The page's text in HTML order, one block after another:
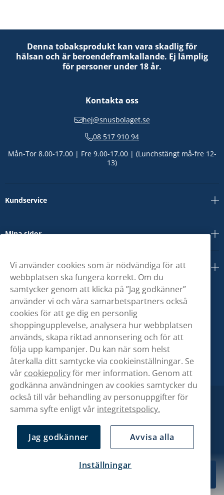
629,90 kr
Denna tobaksprodukt kan vara skadlig för
hälsan och är beroendeframkallande. Ej lämplig
för personer under 18 år.
Kontakta oss
hej@snusbolaget.se
08 517 910 94
Mån-Tor 8.00-17.00 | Fre 9.00-17.00 | (Lunchstängt må-fre 12-
13)
Kundservice
Mina sidor
Om oss
Vi använder cookies som är nödvändiga för att
webbplatsen ska fungera korrekt. Om du
samtycker genom att klicka på ”Jag godkänner”
använder vi och våra samarbetspartners också
cookies för att ge dig en personlig
shoppingupplevelse, analysera hur webbplatsen
används, skapa riktad annonsering och för att
följa upp kampanjer. Du kan när som helst
återkalla ditt samtycke via cookieinställningar. Se
vår cookiepolicyför mer information. Genom att
godkänna användningen av cookies samtycker du
också till vår behandling av personuppgifter för
samma syfte enligt vår integritetspolicy.
Jag godkänner Avvisa alla
Inställningar